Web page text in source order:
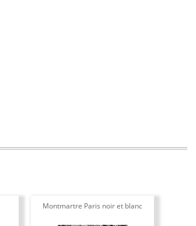
Montmartre Paris noir et blanc